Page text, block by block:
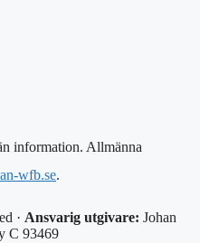
information. Allmänna
wfb.se.
· Ansvarig utgivare: Johan
C 93469